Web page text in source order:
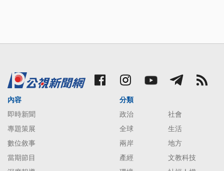
內容
即時新聞
專題策展
數位敘事
當期節目
分類
政治
社會
全球
生活
兩岸
地方
產經
文教科技